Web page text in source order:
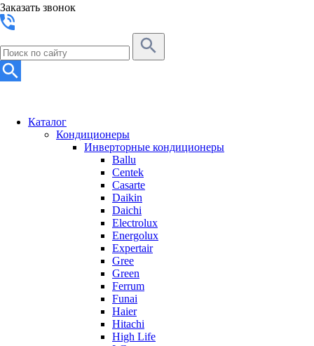
Заказать звонок
Каталог
Кондиционеры
Инверторные кондиционеры
Ballu
Centek
Casarte
Daikin
Daichi
Electrolux
Energolux
Expertair
Gree
Green
Ferrum
Funai
Haier
Hitachi
High Life